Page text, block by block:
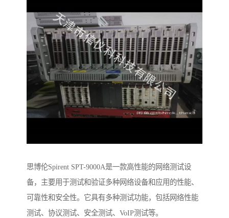
思博伦Spirent SPT-9000A是一款高性能的网络测试设
备，主要用于测试和验证多种网络设备和应用的性能、
可靠性和安全性。它具有多种测试功能，包括网络性能
测试、协议测试、安全测试、VoIP测试等。